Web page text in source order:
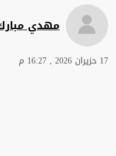
مهدي
17 حزيران 2026 , 16:27 م